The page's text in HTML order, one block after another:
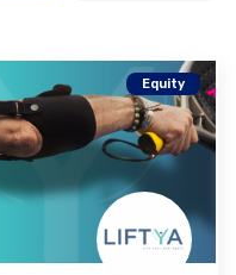
Equity